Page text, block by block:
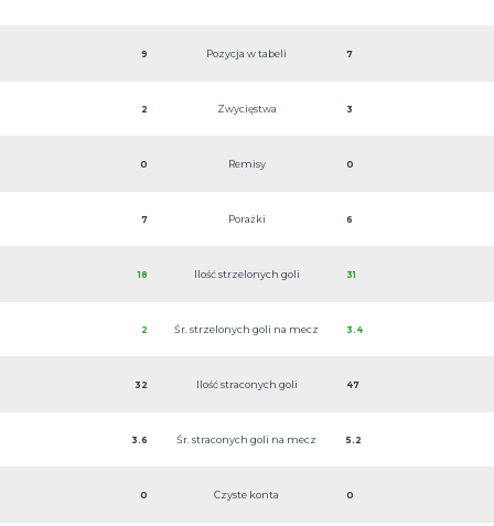
9 Pozycja w tabeli 7
2 Zwycięstwa 3
0 Remisy 0
7 Porażki 6
18 Ilość strzelonych goli 31
2 Śr. strzelonych goli na mecz 3.4
32 Ilość straconych goli 47
3.6 Śr. straconych goli na mecz 5.2
0 Czyste konta 0